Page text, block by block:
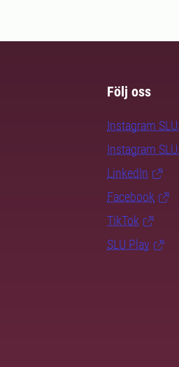
Följ oss
Instagram
Instagram
LinkedIn
Facebook
TikTok
SLU Play